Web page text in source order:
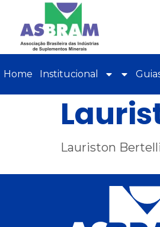
Home Institucional
Lauriston